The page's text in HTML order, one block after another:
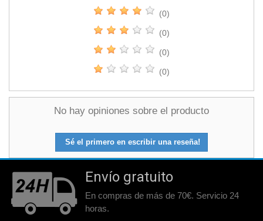
(0)
(0)
(0)
(0)
No hay opiniones sobre el producto
Sé el primero en escribir una reseña!
Envío gratuito
En compras de más de 70€. Servicio 24
horas.